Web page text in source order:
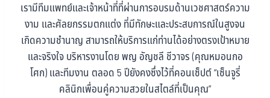
เรามีทีมแพทย์และเจ้าหน้าที่ที่ผ่านการอบรมด้านเวชศาสตร์ความ
งาม และศัลยกรรมตกแต่ง ที่มีทักษะและประสบการณ์ในสูงจน
เกิดความชำนาญ สามารถให้บริการแก่ท่านได้อย่างตรงเป้าหมาย
และจริงใจ บริหารงานโดย พญ อัญชลี ชีวาจร (คุณหมอนกอ
โศก) และทีมงาน ตลอด 5 ปียังคงซึ่งไว้ที่คอนเซ็ปต์ “เซ็นจูรี่
คลินิกเพื่อนคู่ความสวยในสไตล์ที่เป็นคุณ”